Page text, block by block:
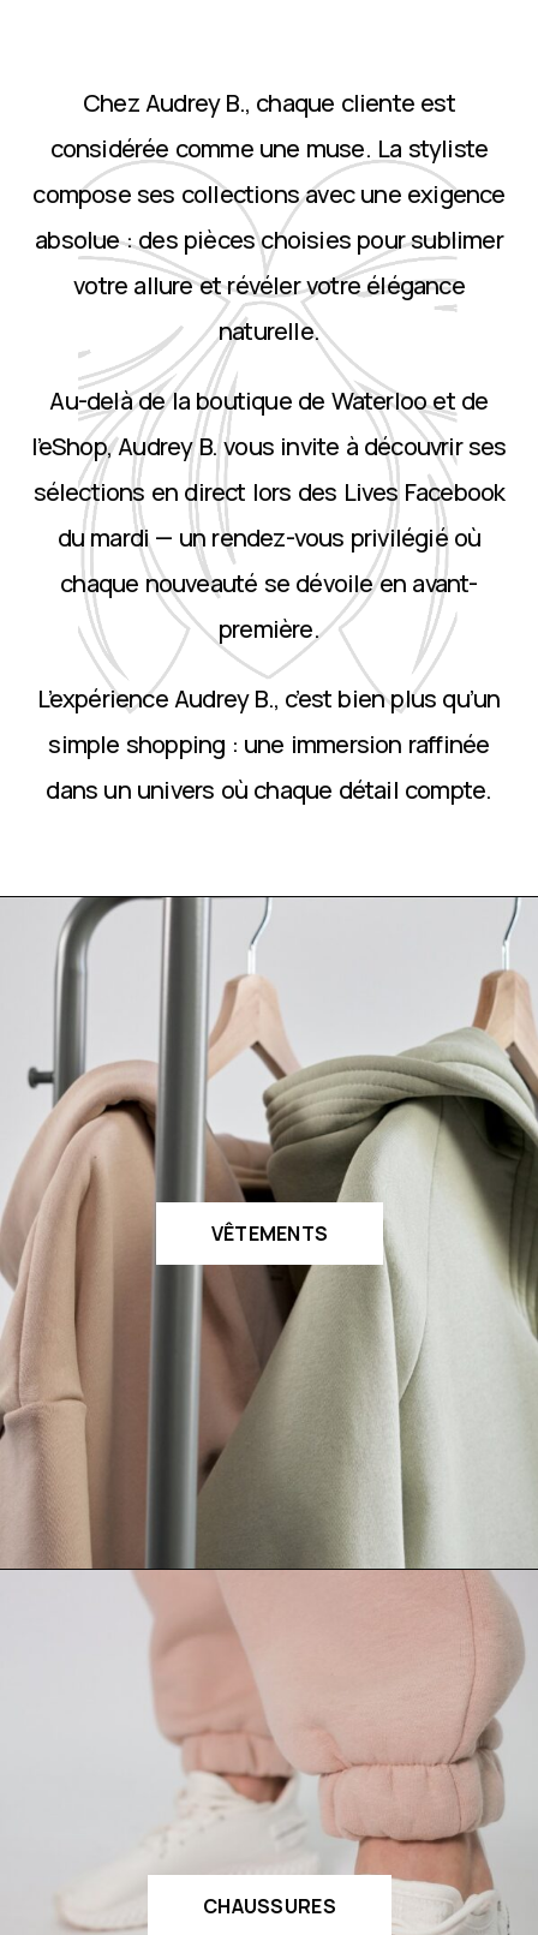
Chez Audrey B., chaque cliente est
considérée comme une muse. La styliste
compose ses collections avec une exigence
absolue : des pièces choisies pour sublimer
votre allure et révéler votre élégance
naturelle.
Au-delà de la boutique de Waterloo et de
l’eShop, Audrey B. vous invite à découvrir ses
sélections en direct lors des Lives Facebook
du mardi — un rendez-vous privilégié où
chaque nouveauté se dévoile en avant-
première.
L’expérience Audrey B., c’est bien plus qu’un
simple shopping : une immersion raffinée
dans un univers où chaque détail compte.
VÊTEMENTS
CHAUSSURES